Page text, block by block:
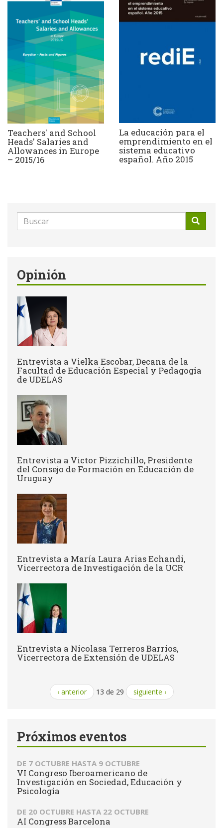
Teachers' and School
Heads' Salaries and
Allowances in Europe
– 2015/16
La educación para el
emprendimiento en el
sistema educativo
español. Año 2015
Formulario
de
Opinión
Entrevista a Vielka Escobar, Decana de la
Facultad de Educación Especial y Pedagogia
de UDELAS
Entrevista a Victor Pizzichillo, Presidente
del Consejo de Formación en Educación de
Uruguay
Entrevista a María Laura Arias Echandi,
Vicerrectora de Investigación de la UCR
Entrevista a Nicolasa Terreros Barrios,
Vicerrectora de Extensión de UDELAS
‹ anterior 13 de 29 siguiente ›
Próximos eventos
DE 7 OCTUBRE HASTA 9 OCTUBRE
VI Congreso Iberoamericano de
Investigación en Sociedad, Educación y
Psicología
DE 20 OCTUBRE HASTA 22 OCTUBRE
AI Congress Barcelona